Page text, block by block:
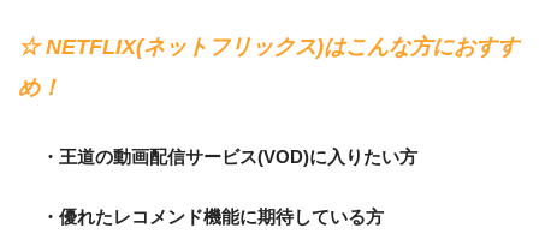
☆ NETFLIX(ネットフリックス)はこんな方におすす
め！
・王道の動画配信サービス(VOD)に入りたい方
・優れたレコメンド機能に期待している方